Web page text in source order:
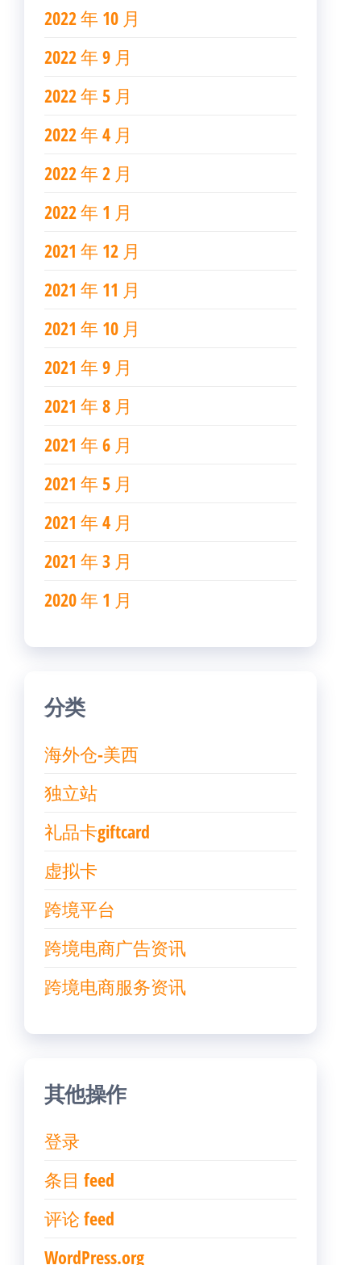
2022 年 10 月
2022 年 9 月
2022 年 5 月
2022 年 4 月
2022 年 2 月
2022 年 1 月
2021 年 12 月
2021 年 11 月
2021 年 10 月
2021 年 9 月
2021 年 8 月
2021 年 6 月
2021 年 5 月
2021 年 4 月
2021 年 3 月
2020 年 1 月
分类
海外仓-美西
独立站
礼品卡giftcard
虚拟卡
跨境平台
跨境电商广告资讯
跨境电商服务资讯
其他操作
登录
条目 feed
评论 feed
WordPress.org